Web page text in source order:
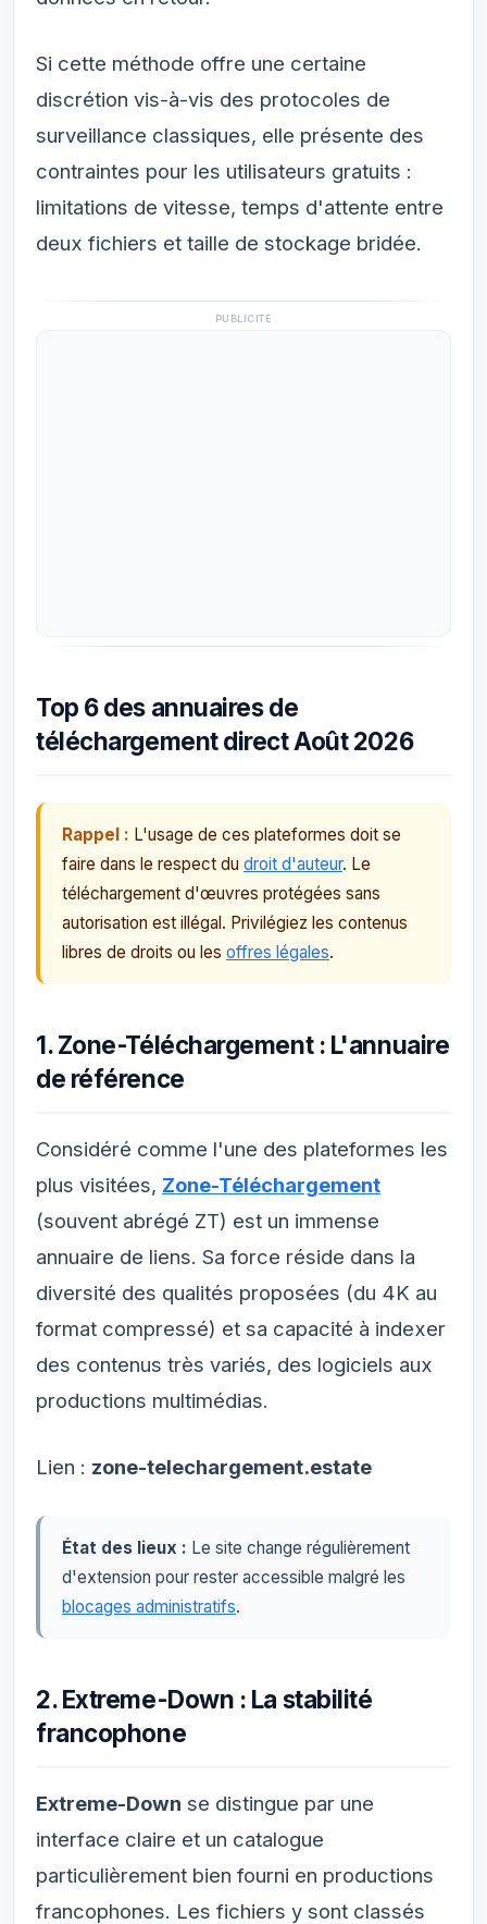
Si cette méthode offre une certaine
discrétion vis-à-vis des protocoles de
surveillance classiques, elle présente des
contraintes pour les utilisateurs gratuits :
limitations de vitesse, temps d'attente entre
deux fichiers et taille de stockage bridée.
PUBLICITÉ
Top 6 des annuaires de
téléchargement direct Août 2026
Rappel : L'usage de ces plateformes doit se
faire dans le respect du droit d'auteur. Le
téléchargement d'œuvres protégées sans
autorisation est illégal. Privilégiez les contenus
libres de droits ou les offres légales.
1. Zone-Téléchargement : L'annuaire
de référence
Considéré comme l'une des plateformes les
plus visitées, Zone-Téléchargement
(souvent abrégé ZT) est un immense
annuaire de liens. Sa force réside dans la
diversité des qualités proposées (du 4K au
format compressé) et sa capacité à indexer
des contenus très variés, des logiciels aux
productions multimédias.
Lien : zone-telechargement.estate
État des lieux : Le site change régulièrement
d'extension pour rester accessible malgré les
blocages administratifs.
2. Extreme-Down : La stabilité
francophone
Extreme-Down se distingue par une
interface claire et un catalogue
particulièrement bien fourni en productions
francophones. Les fichiers y sont classés